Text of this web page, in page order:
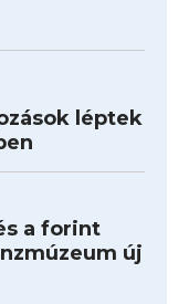
léptek
a forint
új